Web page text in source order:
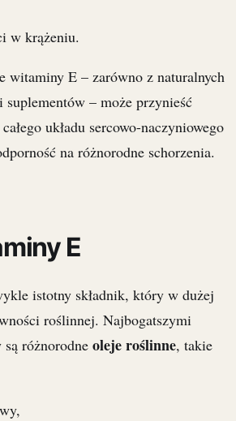
w krążeniu.
witaminy E – zarówno z naturalnych
suplementów – może przynieść
układu sercowo-naczyniowego
na różnorodne schorzenia.
E
istotny składnik, który w dużej
roślinnej. Najbogatszymi
różnorodne oleje roślinne, takie